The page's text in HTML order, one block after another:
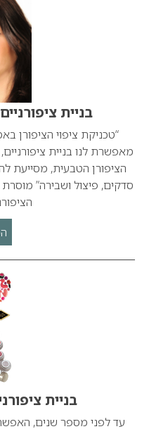
בניית
“טכניקת ציפוי הציפורן
מאפשרת לנו בניית
הציפורן הטבעית, מסייעת
סדקים, פיצול ושבירה” מוסרת
בניית
עד לפני מספר שנים,